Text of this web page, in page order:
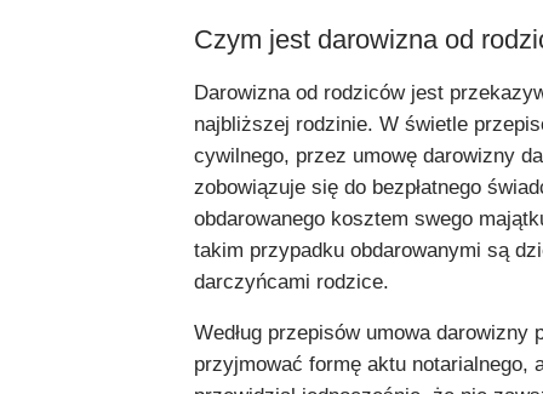
Czym jest darowizna od
Darowizna od rodziców jest
najbliższej rodzinie. W świetle
cywilnego, przez umowę darowizny
zobowiązuje się do bezpłatnego
obdarowanego kosztem swego
takim przypadku obdarowanymi są
darczyńcami rodzice.
Według przepisów umowa darowizny
przyjmować formę aktu notarialnego,